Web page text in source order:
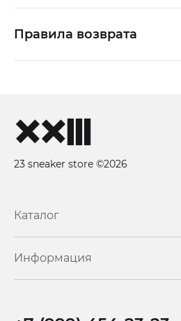
Правила возврата
23 sneaker store ©2026
Каталог
Информация